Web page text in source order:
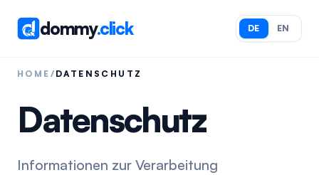
dommy.click DE EN
HOME / DATENSCHUTZ
Datenschutz
Informationen zur Verarbeitung